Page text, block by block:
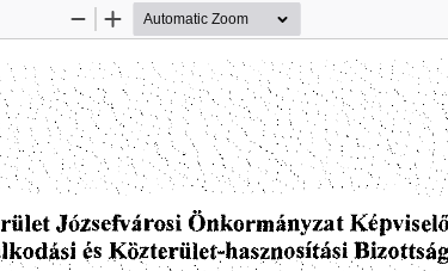
Zoom
Zoom
Jozsefvarosi Onkormanyzat
es Kozterulet-hasznositasi